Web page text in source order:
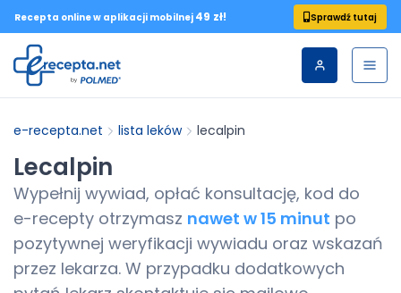
Recepta online w aplikacji mobilnej 49 zł! Sprawdź tutaj
e-recepta.net lista leków lecalpin
Lecalpin
Wypełnij wywiad, opłać konsultację, kod do
e-recepty otrzymasz nawet w 15 minut po
pozytywnej weryfikacji wywiadu oraz wskazań
przez lekarza. W przypadku dodatkowych